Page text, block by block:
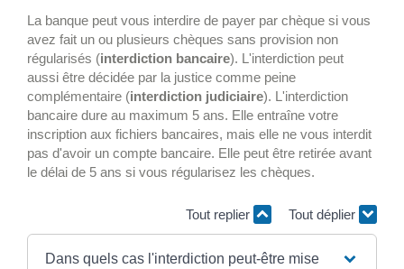
La banque peut vous interdire de payer par chèque si vous
avez fait un ou plusieurs chèques sans provision non
régularisés (interdiction bancaire). L'interdiction peut
aussi être décidée par la justice comme peine
complémentaire (interdiction judiciaire). L'interdiction
bancaire dure au maximum 5 ans. Elle entraîne votre
inscription aux fichiers bancaires, mais elle ne vous interdit
pas d'avoir un compte bancaire. Elle peut être retirée avant
le délai de 5 ans si vous régularisez les chèques.
Tout replier Tout déplier
Dans quels cas l'interdiction peut-être mise